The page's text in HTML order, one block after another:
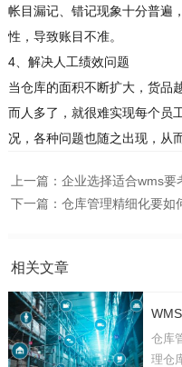
帐目漏记、错记现象十分普遍
性，导致账目不准。
4、解决人工绩效问题
当仓库的面积不断扩大，货品
而人多了，就很难实现每个员
况，各种问题也随之出现，从
上一篇： 企业选择适合wms要
下一篇： 仓库管理精细化要如
相关文章
仓库
理仓